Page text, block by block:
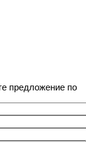
предложение по